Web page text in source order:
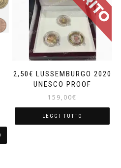
2,50€ LUSSEMBURGO 2020
UNESCO PROOF
159,00€
LEGGI TUTTO